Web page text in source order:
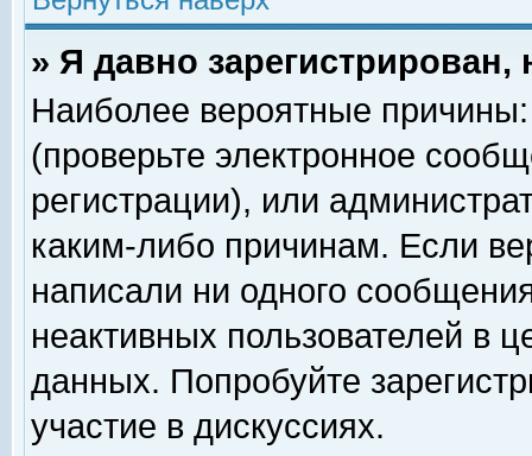
» Я давно
Наиболее вероятные
(проверьте электронное
регистрации), или
каким-либо причинам. Если
написали ни одного
неактивных пользователей в
данных. Попробуйте
участие в дискуссиях.